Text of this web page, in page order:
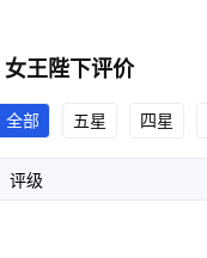
女王陛下评价
全部 五星 四星
评级